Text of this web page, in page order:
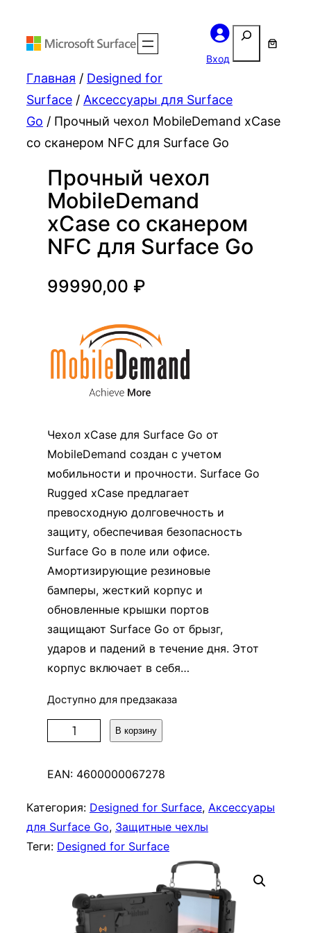
Вход
Поиск
Главная / Designed for
Surface / Аксессуары для Surface
Go / Прочный чехол MobileDemand xCase
со сканером NFC для Surface Go
Прочный чехол
MobileDemand
xCase со сканером
NFC для Surface Go
99990,00 ₽
Чехол xCase для Surface Go от
MobileDemand создан с учетом
мобильности и прочности. Surface Go
Rugged xCase предлагает
превосходную долговечность и
защиту, обеспечивая безопасность
Surface Go в поле или офисе.
Амортизирующие резиновые
бамперы, жесткий корпус и
обновленные крышки портов
защищают Surface Go от брызг,
ударов и падений в течение дня. Этот
корпус включает в себя…
Доступно для предзаказа
л
ч
е
с
В корзину
EAN: 4600000067278
Категория: Designed for Surface, Аксессуары
для Surface Go, Защитные чехлы
Теги: Designed for Surface